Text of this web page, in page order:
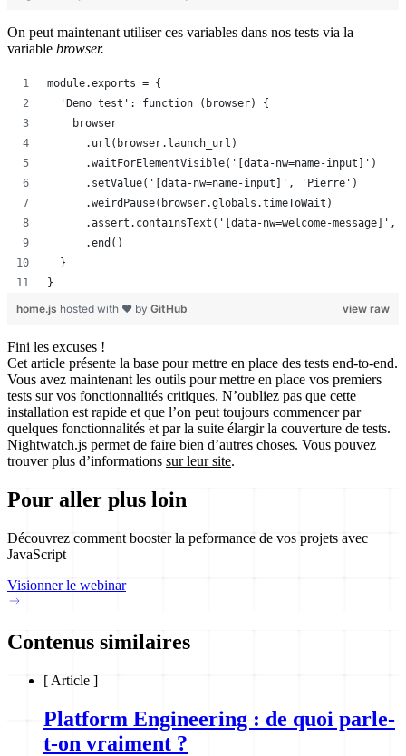
On peut maintenant utiliser ces variables dans nos tests via la
variable browser.
module.exports = {
  'Demo test': function (browser) {
    browser
      .url(browser.launch_url)
      .waitForElementVisible('[data-nw=name-input]')
      .setValue('[data-nw=name-input]', 'Pierre')
      .weirdPause(browser.globals.timeToWait)
.assert.containsText('[data-nw=welcome-message]',
      .end()
  }
}
view raw
home.js hosted with ❤ by GitHub
Fini les excuses !
Cet article présente la base pour mettre en place des tests end-to-end.
Vous avez maintenant les outils pour mettre en place vos premiers
tests sur vos fonctionnalités critiques. N’oubliez pas que cette
installation est rapide et que l’on peut toujours commencer par
quelques fonctionnalités et par la suite élargir la couverture de tests.
Nightwatch.js permet de faire bien d’autres choses. Vous pouvez
trouver plus d’informations sur leur site.
Pour aller plus loin
Découvrez comment booster la peformance de vos projets avec
JavaScript
Visionner le webinar
Contenus similaires
[ Article ]
Platform Engineering : de quoi parle-
t-on vraiment ?